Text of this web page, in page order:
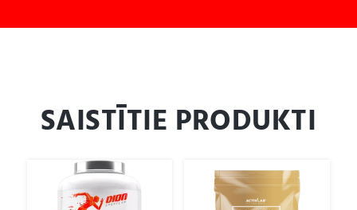
SAISTĪTIE PRODUKTI